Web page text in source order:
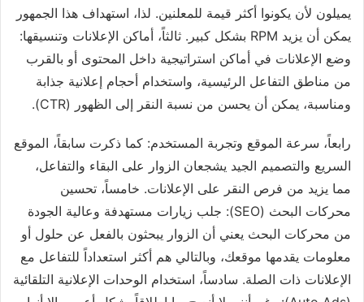
يميلون لأن يكونوا أكثر قيمة للمعلنين. لذا، استهداف هذا الجمهور
يمكن أن يزيد RPM بشكل كبير. ثالثاً، أماكن الإعلانات وتنسيقها:
وضع الإعلانات في أماكن استراتيجية داخل المحتوى أو بالقرب
من مناطق التفاعل الرئيسية، واستخدام أحجام إعلانية جذابة
ومناسبة، يمكن أن يحسن من نسبة النقر إلى الظهور (CTR).
رابعاً، سرعة الموقع وتجربة المستخدم: كما ذكرت سابقاً، الموقع
السريع والتصميم الجيد يشجعان الزوار على البقاء والتفاعل،
مما يزيد من فرص النقر على الإعلانات. خامساً، تحسين
محركات البحث (SEO): جلب زيارات مستهدفة وعالية الجودة
من محركات البحث يعني أن الزوار يبحثون بالفعل عن حلول أو
معلومات يقدمها موقعك، وبالتالي هم أكثر استعداداً للتفاعل مع
الإعلانات ذات الصلة. سادساً، استخدام الوحدات الإعلانية التلقائية